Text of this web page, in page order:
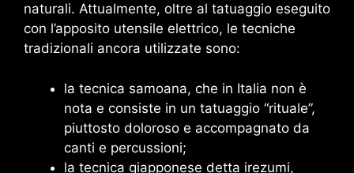
naturali. Attualmente, oltre al tatuaggio eseguito
con l’apposito utensile elettrico, le tecniche
tradizionali ancora utilizzate sono:
la tecnica samoana, che in Italia non è
nota e consiste in un tatuaggio “rituale”,
piuttosto doloroso e accompagnato da
canti e percussioni;
la tecnica giapponese detta irezumi,